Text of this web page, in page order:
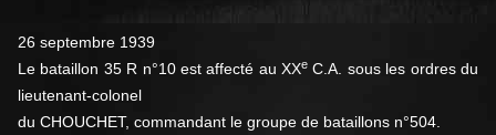
26 septembre 1939
Le bataillon 35 R n°10 est affecté au XXe C.A. sous les ordres du
lieutenant-colonel
du CHOUCHET, commandant le groupe de bataillons n°504.